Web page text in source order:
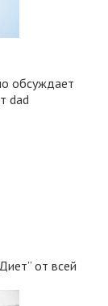
обсуждает
dad
от всей